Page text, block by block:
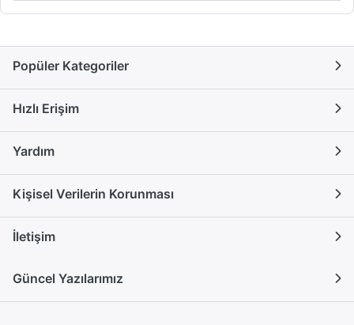
Popüler Kategoriler
Hızlı Erişim
Yardım
Kişisel Verilerin Korunması
İletişim
Güncel Yazılarımız